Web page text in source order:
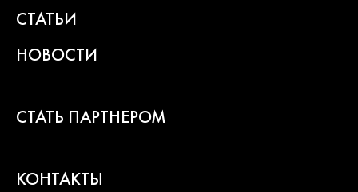
СТАТЬИ
НОВОСТИ
СТАТЬ ПАРТНЕРОМ
КОНТАКТЫ